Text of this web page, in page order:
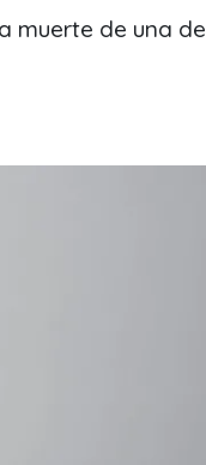
muerte de una de